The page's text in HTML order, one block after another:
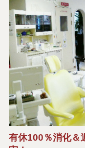
有休100％消化＆